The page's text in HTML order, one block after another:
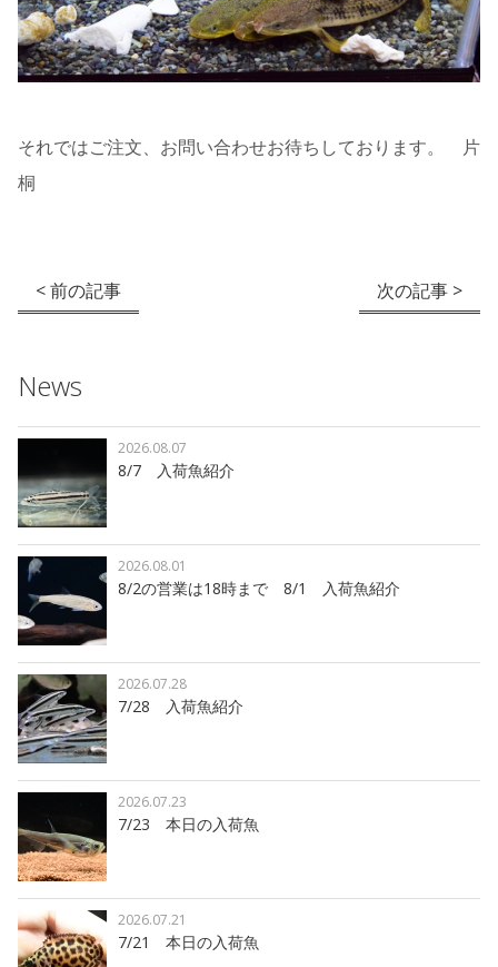
それではご注文、お問い合わせお待ちしております。 片
桐
< 前の記事 次の記事 >
News
8/7 入荷魚紹介
2026.08.07
8/2の営業は18時まで 8/1 入荷魚紹介
2026.08.01
7/28 入荷魚紹介
2026.07.28
7/23 本日の入荷魚
2026.07.23
7/21 本日の入荷魚
2026.07.21